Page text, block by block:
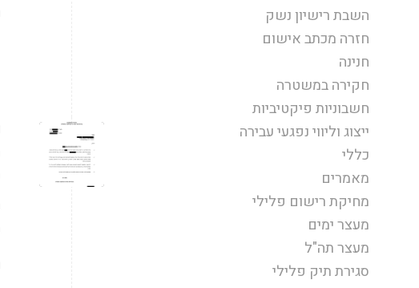
השבת רישיון נשק
חזרה מכתב אישום
חנינה
חקירה במשטרה
חשבוניות פיקטיביות
ייצוג וליווי נפגעי עבירה
כללי
מאמרים
מחיקת רישום פלילי
מעצר ימים
מעצר תה"ל
סגירת תיק פלילי